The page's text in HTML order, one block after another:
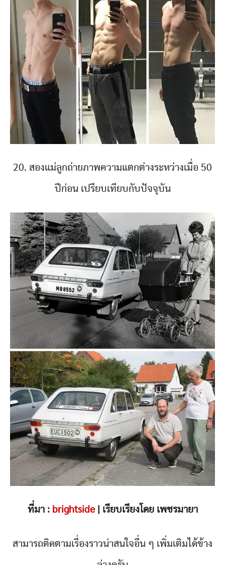
20. สองแม่ลูกถ่ายภาพความแตกต่างระหว่างเมื่อ 50
ปีก่อน เปรียบเทียบกับปัจจุบัน
ที่มา : brightside| เรียบเรียงโดย เพชรมายา
สามารถติดตามเรื่องราวน่าสนใจอื่น ๆ เพิ่มเติมได้ข้าง